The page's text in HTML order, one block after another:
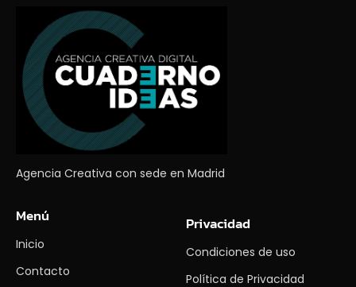
Agencia Creativa con sede en Madrid
Menú
Inicio
Contacto
Privacidad
Condiciones de uso
Política de Privacidad